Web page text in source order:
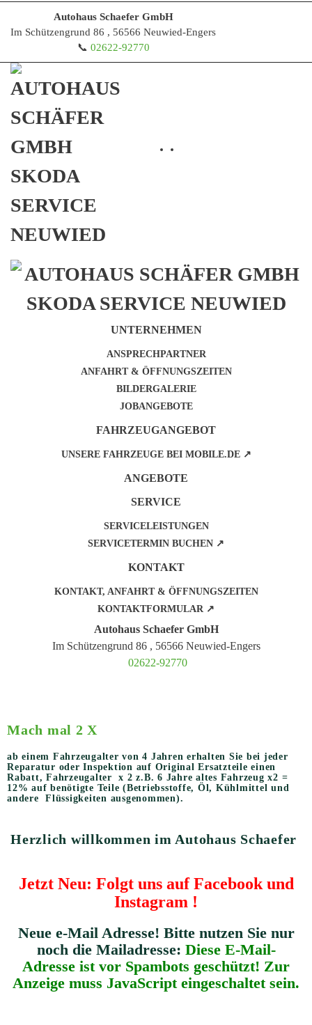
Zum Hauptinhalt springen
UNTERNEHMEN
ANSPRECHPARTNER
ANFAHRT & ÖFFNUNGSZEITEN
BILDERGALERIE
JOBANGEBOTE
FAHRZEUGANGEBOT
UNSERE FAHRZEUGE BEI MOBILE.DE ↗
ANGEBOTE
SERVICE
SERVICELEISTUNGEN
SERVICETERMIN BUCHEN ↗
KONTAKT
KONTAKT, ANFAHRT & ÖFFNUNGSZEITEN
KONTAKTFORMULAR ↗
Autohaus Schaefer GmbH
Im Schützengrund 86 , 56566 Neuwied-Engers
02622-92770
Autohaus Schaefer GmbH
Im Schützengrund 86 , 56566 Neuwied-Engers
📞 02622-92770
Mach mal 2 X
ab einem Fahrzeugalter von 4 Jahren erhalten Sie bei jeder
Reparatur oder Inspektion auf Original Ersatzteile einen
Rabatt, Fahrzeugalter x 2 z.B. 6 Jahre altes Fahrzeug x2 =
12% auf benötigte Teile (Betriebsstoffe, Öl, Kühlmittel und
andere Flüssigkeiten ausgenommen).
Herzlich willkommen im Autohaus Schaefer
Jetzt Neu: Folgt uns aufFacebookund
Instagram !
Neue e-Mail Adresse! Bitte nutzen Sie nur
noch die Mailadresse: Diese E-Mail-
Adresse ist vor Spambots geschützt! Zur
Anzeige muss JavaScript eingeschaltet sein.